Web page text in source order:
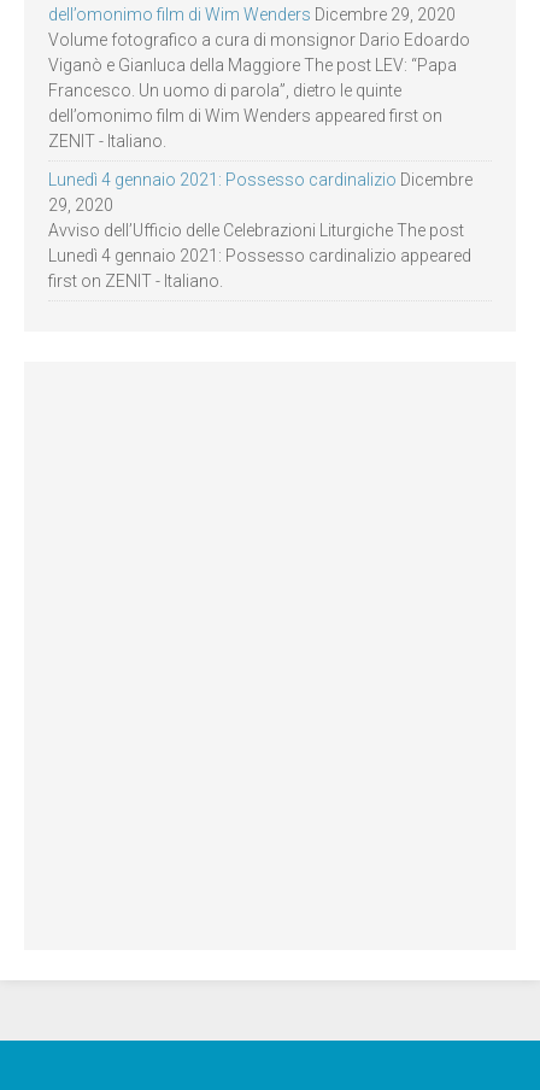
dell’omonimo film di Wim Wenders Dicembre 29, 2020
Volume fotografico a cura di monsignor Dario Edoardo
Viganò e Gianluca della Maggiore The post LEV: “Papa
Francesco. Un uomo di parola”, dietro le quinte
dell’omonimo film di Wim Wenders appeared first on
ZENIT - Italiano.
Lunedì 4 gennaio 2021: Possesso cardinalizio Dicembre
29, 2020
Avviso dell’Ufficio delle Celebrazioni Liturgiche The post
Lunedì 4 gennaio 2021: Possesso cardinalizio appeared
first on ZENIT - Italiano.